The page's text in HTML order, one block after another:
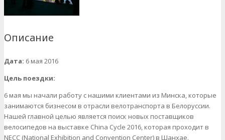
Описание
Дата: 6 мая 2016
Цель поездки:
6 мая мы начали работу с нашими клиентами из Минска, которые
занимаются бизнесом в отрасли велотранспорта в Белоруссии.
Нашей главной целью является поиск новых поставщиков
велосипедов на выставке China Cycle 2016, которая проходит в
NECC (National Exhibition and Convention Center) в Шанхае.